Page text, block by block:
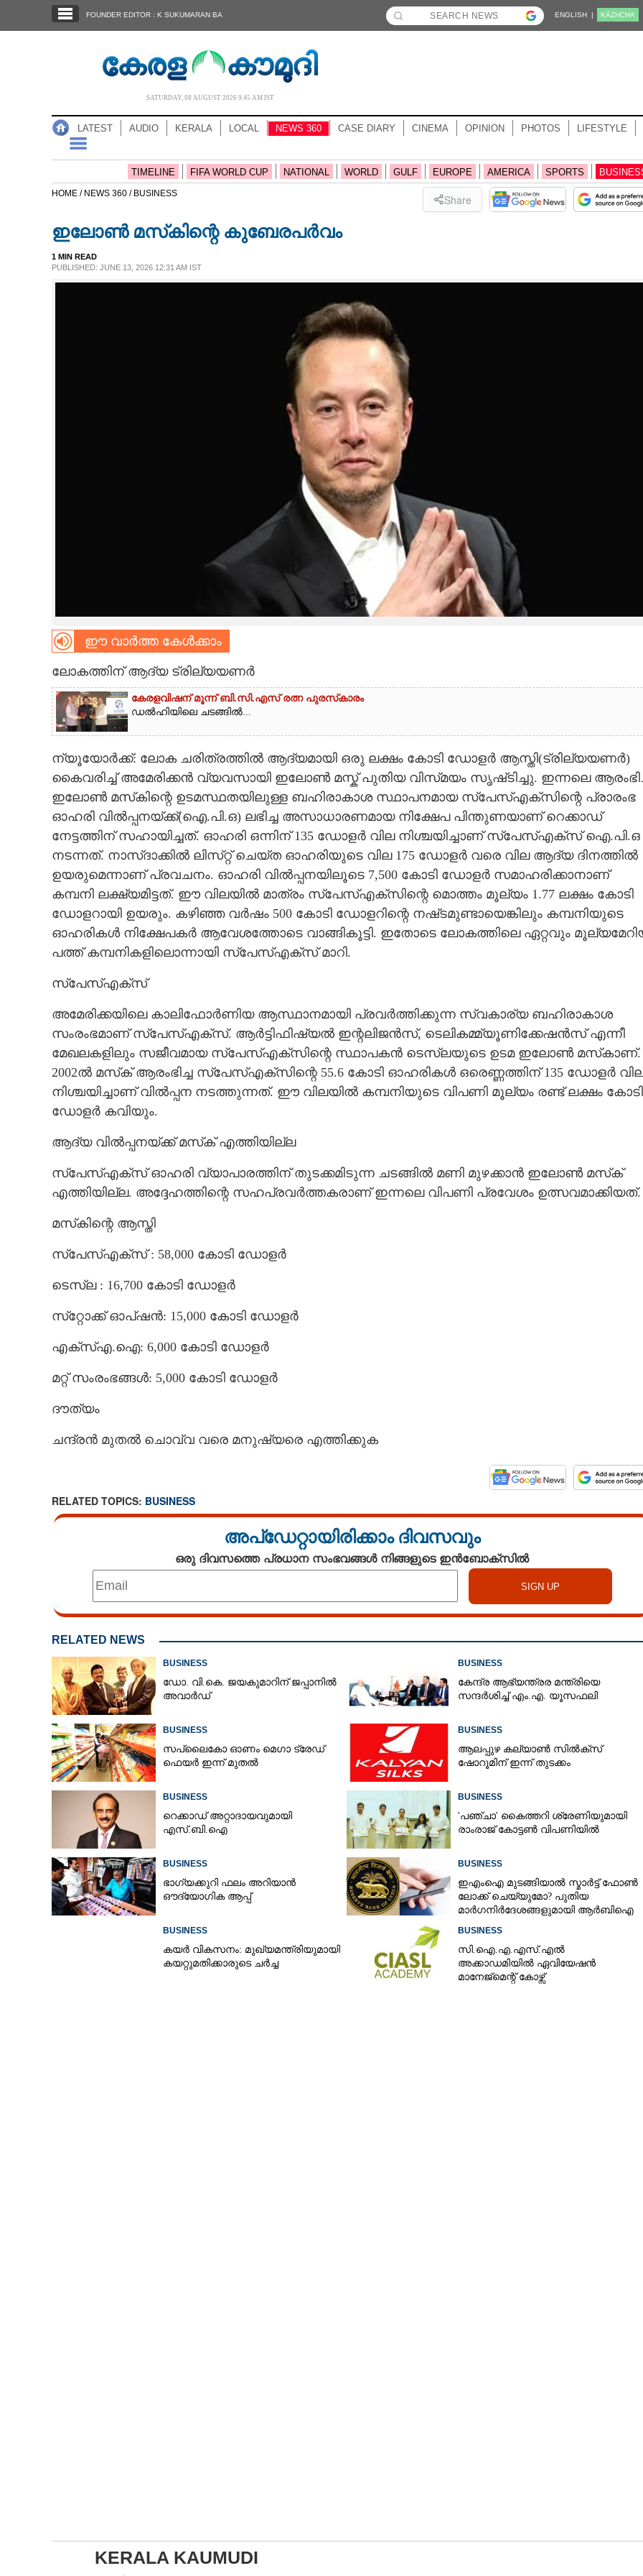
NOTIFIED NEWS
CARTOONS
LITERATURE
CONTACT US
FOUNDER EDITOR : K SUKUMARAN BA ENGLISH | KĀZHCHA
SATURDAY, 08 AUGUST 2026 9.45 AM IST
LATEST AUDIO KERALA LOCAL NEWS 360 CASE DIARY CINEMA OPINION PHOTOS LIFESTYLE
TIMELINE FIFA WORLD CUP NATIONAL WORLD GULF EUROPE AMERICA SPORTS
HOME / NEWS 360 / BUSINESS Share
ഇലോൺ മസ്‌കിന്റെ കുബേരപർവം
1 MIN READ
PUBLISHED: JUNE 13, 2026 12:31 AM IST
ഈ വാർത്ത കേൾക്കാം
ലോകത്തിന് ആദ്യ ട്രില്യയണർ
കേരളവിഷന് മൂന്ന് ബി.സി.എസ് രത്ന പുരസ്‌കാരം
ഡൽഹിയിലെ ചടങ്ങിൽ...
ന്യൂയോർക്ക്: ലോക ചരിത്രത്തിൽ ആദ്യമായി ഒരു ലക്ഷം കോടി ഡോളർ ആസ്തി(ട്രില്യയണർ)
കൈവരിച്ച് അമേരിക്കൻ വ്യവസായി ഇലോൺ മസ്ക് പുതിയ വിസ്‌മയം സൃഷ്‌ടിച്ചു. ഇന്നലെ
ഇലോൺ മസ്‌കിന്റെ ഉടമസ്ഥതയിലുള്ള ബഹിരാകാശ സ്ഥാപനമായ സ്‌പേസ്എക്സിന്റെ പ്രാരംഭ
ഓഹരി വിൽപ്പനയ്ക്ക്(ഐ.പി.ഒ) ലഭിച്ച അസാധാരണമായ നിക്ഷേപ പിന്തുണയാണ് റെക്കാഡ്
നേട്ടത്തിന് സഹായിച്ചത്. ഓഹരി ഒന്നിന് 135 ഡോളർ വില നിശ്ചയിച്ചാണ് സ്‌പേസ്‌എക്സ് ഐ.പി.ഒ
നടന്നത്. നാസ്‌ദാക്കിൽ ലിസ്‌റ്റ് ചെയ്ത ഓഹരിയുടെ വില 175 ഡോളർ വരെ വില ആദ്യ ദിനത്തിൽ
ഉയരുമെന്നാണ് പ്രവചനം. ഓഹരി വിൽപ്പനയിലൂടെ 7,500 കോടി ഡോളർ സമാഹരിക്കാനാണ്
കമ്പനി ലക്ഷ്യമിട്ടത്. ഈ വിലയിൽ മാത്രം സ്‌പേസ്എക്‌സിന്റെ മൊത്തം മൂല്യം 1.77 ലക്ഷം കോടി
ഡോളറായി ഉയരും. കഴിഞ്ഞ വർഷം 500 കോടി ഡോളറിന്റെ നഷ്‌ടമുണ്ടായെങ്കിലും കമ്പനിയുടെ
ഓഹരികൾ നിക്ഷേപകർ ആവേശത്തോടെ വാങ്ങികൂട്ടി. ഇതോടെ ലോകത്തിലെ ഏറ്റവും
പത്ത് കമ്പനികളിലൊന്നായി സ്‌പേസ്‌എക്സ് മാറി.
സ്‌പേസ്എക്സ്
അമേരിക്കയിലെ കാലിഫോർണിയ ആസ്ഥാനമായി പ്രവർത്തിക്കുന്ന സ്വകാര്യ ബഹിരാകാശ
സംരംഭമാണ് സ്‌പേസ്‌എക്‌സ്. ആർട്ടിഫിഷ്യൽ ഇന്റലിജൻസ്, ടെലികമ്മ്യൂണിക്കേഷൻസ് എന്നീ
മേഖലകളിലും സജീവമായ സ്‌പേസ്എക്‌സിന്റെ സ്ഥാപകൻ ടെസ്‌ലയുടെ ഉടമ ഇലോൺ മസ്‌കാണ്.
2002ൽ മസ്‌ക് ആരംഭിച്ച സ്‌പേസ്എക്‌സിന്റെ 55.6 കോടി ഓഹരികൾ ഒരെണ്ണത്തിന് 135 ഡോളർ
നിശ്ചയിച്ചാണ് വിൽപ്പന നടത്തുന്നത്. ഈ വിലയിൽ കമ്പനിയുടെ വിപണി മൂല്യം രണ്ട് ലക്ഷം കോടി
ഡോളർ കവിയും.
ആദ്യ വിൽപ്പനയ്ക്ക് മസ്‌ക് എത്തിയില്ല
സ്‌പേസ്എക്‌സ് ഓഹരി വ്യാപാരത്തിന് തുടക്കമിടുന്ന ചടങ്ങിൽ മണി മുഴക്കാൻ ഇലോൺ മസ്‌ക്
എത്തിയില്ല. അദ്ദേഹത്തിന്റെ സഹപ്രവർത്തകരാണ് ഇന്നലെ വിപണി പ്രവേശം ഉത്സവമാക്കിയത്.
മസ്‌കിന്റെ ആസ്തി
സ്‌പേസ്എക്‌സ് : 58,000 കോടി ഡോളർ
ടെസ്‌ല : 16,700 കോടി ഡോളർ
സ്‌റ്റോക്ക് ഓപ്ഷൻ: 15,000 കോടി ഡോളർ
എക്‌സ്എ.ഐ: 6,000 കോടി ഡോളർ
മറ്റ് സംരംഭങ്ങൾ: 5,000 കോടി ഡോളർ
ദൗത്യം
ചന്ദ്രൻ മുതൽ ചൊവ്വ വരെ മനുഷ്യരെ എത്തിക്കുക
RELATED TOPICS: BUSINESS
അപ്ഡേറ്റായിരിക്കാം ദിവസവും
ഒരു ദിവസത്തെ പ്രധാന സംഭവങ്ങൾ നിങ്ങളുടെ ഇൻബോക്സിൽ
RELATED NEWS
BUSINESS
ഡോ. വി.കെ. ജയകുമാറിന് ജപ്പാനിൽ
അവാർഡ്
BUSINESS
കേന്ദ്ര ആഭ്യന്ത്രര മന്ത്രിയെ
സന്ദർശിച്ച് എം.എ. യൂസഫലി
BUSINESS
സപ്ലൈകോ ഓണം മെഗാ ട്രേഡ്
ഫെയർ ഇന്ന് മുതൽ
BUSINESS
ആലപ്പുഴ കല്യാൺ സിൽക്‌സ്
ഷോറൂമിന് ഇന്ന് തുടക്കം
BUSINESS
റെക്കാഡ് അറ്റാദായവുമായി
എസ്.ബി.ഐ
BUSINESS
'​പ​ഞ്ചാ​'​ ​കൈ​ത്ത​റി​ ​ശ്രേ​ണി​യു​മാ​യി​ ​
രാം​രാ​ജ് ​കോ​ട്ടൺ വിപണിയിൽ
BUSINESS
ഭാഗ്യക്കുറി ഫലം അറിയാൻ
ഔദ്യോഗിക ആപ്പ്
BUSINESS
ഇഎംഐ മുടങ്ങിയാൽ സ്മാർട്ട് ഫോൺ
ലോക്ക് ചെയ്യുമോ? പുതിയ
മാർഗനിർദേശങ്ങളുമായി ആർബിഐ
BUSINESS
കയർ വികസനം: മുഖ്യമന്ത്രിയുമായി
കയറ്റുമതിക്കാരുടെ ചർച്ച
BUSINESS
സി.ഐ.എ.എസ്.എൽ
അക്കാഡമിയിൽ ഏവിയേഷൻ
മാനേജ്മെന്റ് കോഴ്സ്
KERALA KAUMUDI
ഇലോൺ മസ്‌കിന്റെ കുബേരപർവം